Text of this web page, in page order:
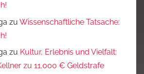
zu Wissenschaftliche Tatsache:
zu Kultur, Erlebnis und Vielfalt:
zu 11.000 € Geldstrafe